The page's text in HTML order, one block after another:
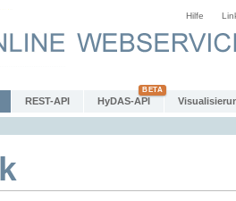
Hilfe
REST-API HyDAS-API